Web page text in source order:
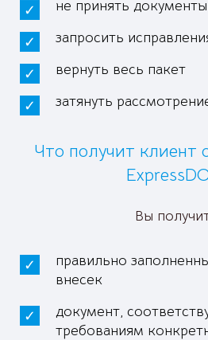
не принять документы
запросить
вернуть весь пакет
затянуть
Что получит клиент
Вы
правильно
внесек
документ,
требованиям